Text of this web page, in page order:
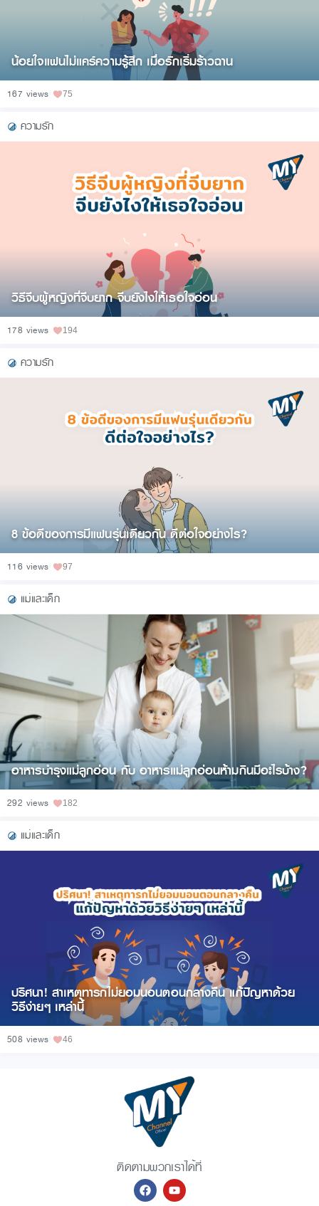
น้อยใจแฟนไม่แคร์ความรู้สึก เมื่อรักเริ่มร้าวฉาน
167 views 75
ความรัก
วิธีจีบผู้หญิงที่จีบยาก จีบยังไงให้เธอใจอ่อน
178 views 194
ความรัก
8 ข้อดีของการมีแฟนรุ่นเดียวกัน ดีต่อใจอย่างไร?
116 views 97
แม่และเด็ก
อาหารบํารุงแม่ลูกอ่อน กับ อาหารแม่ลูกอ่อนห้ามกินมีอะไรบ้าง?
292 views 182
แม่และเด็ก
ปริศนา! สาเหตุทารกไม่ยอมนอนตอนกลางคืน แก้ปัญหาด้วย
วิธีง่ายๆ เหล่านี้
508 views 46
ติดตามพวกเราได้ที่